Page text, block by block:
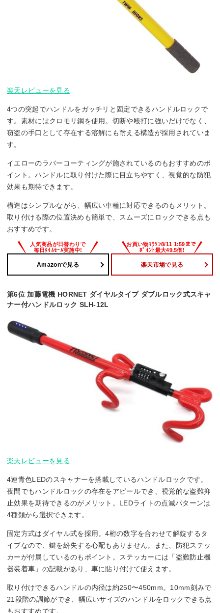
楽天レビューを見る
4つの突起でハンドルをガッチリと固定できるハンドルロックで
す。素材にはクロモリ鋼を使用。切断や殴打に強いだけでなく、
窃盗の手口として存在する溶解にも耐える構造が採用されていま
す。
イエローのラバーコーティングが施されているのもおすすめのポ
イント。ハンドルに取り付けた際に目立ちやすく、視覚的な防犯
効果も期待できます。
構造はシンプルながら、幅広い車種に対応できるのもメリット。
取り付ける際の位置決めも簡単で、スムーズにロックできる点も
おすすめです。
Amazonで見る 楽天市場で見る
第6位 加藤電機 HORNET ダイヤルタイプ ダブルロック式スキャ
ナー付ハンドルロック SLH-12L
楽天レビューを見る
4連青色LEDのスキャナーを搭載しているハンドルロックです。
夜間でもハンドルロックの存在をアピールでき、視覚的な盗難抑
止効果を期待できるのがメリット。LEDライトの点滅パターンは
4種類から選択できます。
固定方式はダイヤル式を採用。4桁の数字を合わせて解錠するタ
イプなので、鍵を紛失する心配もありません。また、防犯ステッ
カーが付属しているのもポイント。ステッカーには「盗難防止機
器装着車」の記載があり、車に貼り付けて使えます。
取り付けできるハンドルの内径は約250〜450mm。10mm刻みで
21段階の調節ができ、幅広いサイズのハンドルをロックできる点
もおすすめです。